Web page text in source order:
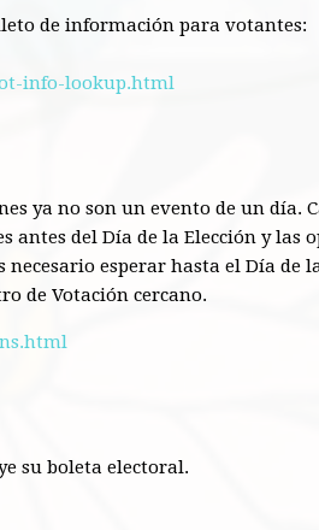
de información para votantes:
info-lookup.html
ya no son un evento de un día.
del Día de la Elección y las
esperar hasta el Día de
de Votación cercano.
su boleta electoral.